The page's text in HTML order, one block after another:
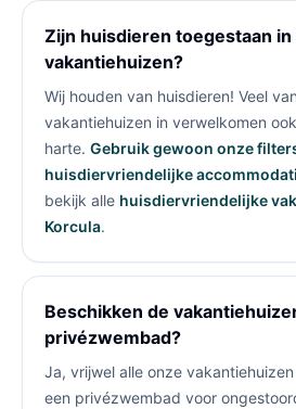
Zijn huisdieren toegestaan in
vakantiehuizen?
Wij houden van huisdieren! Veel
vakantiehuizen in verwelkomen
harte. Gebruik gewoon onze
huisdiervriendelijke
bekijk alle huisdiervriendelijke
Korcula.
Beschikken de
privézwembad?
Ja, vrijwel alle onze
een privézwembad voor